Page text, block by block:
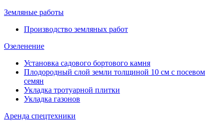
Земляные работы
Производство земляных работ
Озеленение
Установка садового бортового камня
Плодородный слой земли толщиной 10 см с посевом
семян
Укладка тротуарной плитки
Укладка газонов
Аренда спецтехники